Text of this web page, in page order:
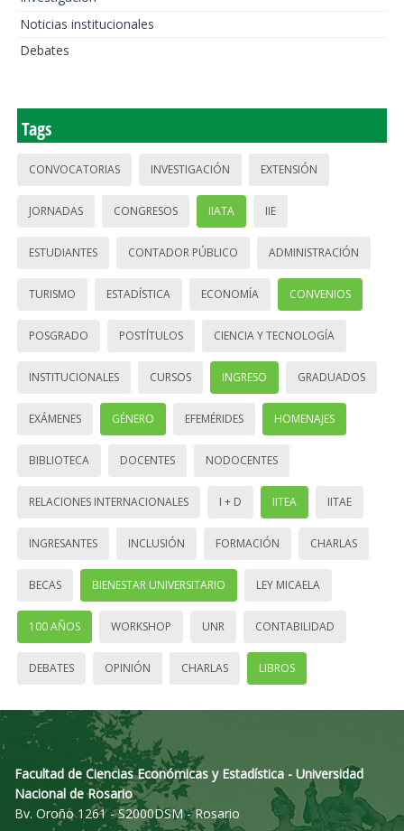
Noticias institucionales
Debates
Tags
CONVOCATORIAS INVESTIGACIÓN EXTENSIÓN
JORNADAS CONGRESOS IIATA IIE
ESTUDIANTES CONTADOR PÚBLICO ADMINISTRACIÓN
TURISMO ESTADÍSTICA ECONOMÍA CONVENIOS
POSGRADO POSTÍTULOS CIENCIA Y TECNOLOGÍA
INSTITUCIONALES CURSOS INGRESO GRADUADOS
EXÁMENES GÉNERO EFEMÉRIDES HOMENAJES
BIBLIOTECA DOCENTES NODOCENTES
RELACIONES INTERNACIONALES I + D IITEA IITAE
INGRESANTES INCLUSIÓN FORMACIÓN CHARLAS
BECAS BIENESTAR UNIVERSITARIO LEY MICAELA
100 AÑOS WORKSHOP UNR CONTABILIDAD
DEBATES OPINIÓN CHARLAS LIBROS
Facultad de Ciencias Económicas y Estadística - Universidad
Nacional de Rosario
Bv. Oroño 1261 - S2000DSM - Rosario